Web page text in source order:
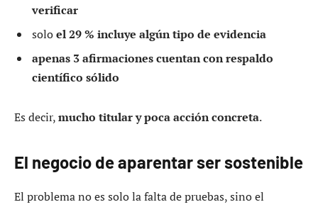
verificar
soloel 29 % incluye algún tipo de evidencia
apenas 3 afirmaciones cuentan con respaldo
científico sólido
Es decir,mucho titular y poca acción concreta.
El negocio de aparentar ser sostenible
El problema no es solo la falta de pruebas, sino el